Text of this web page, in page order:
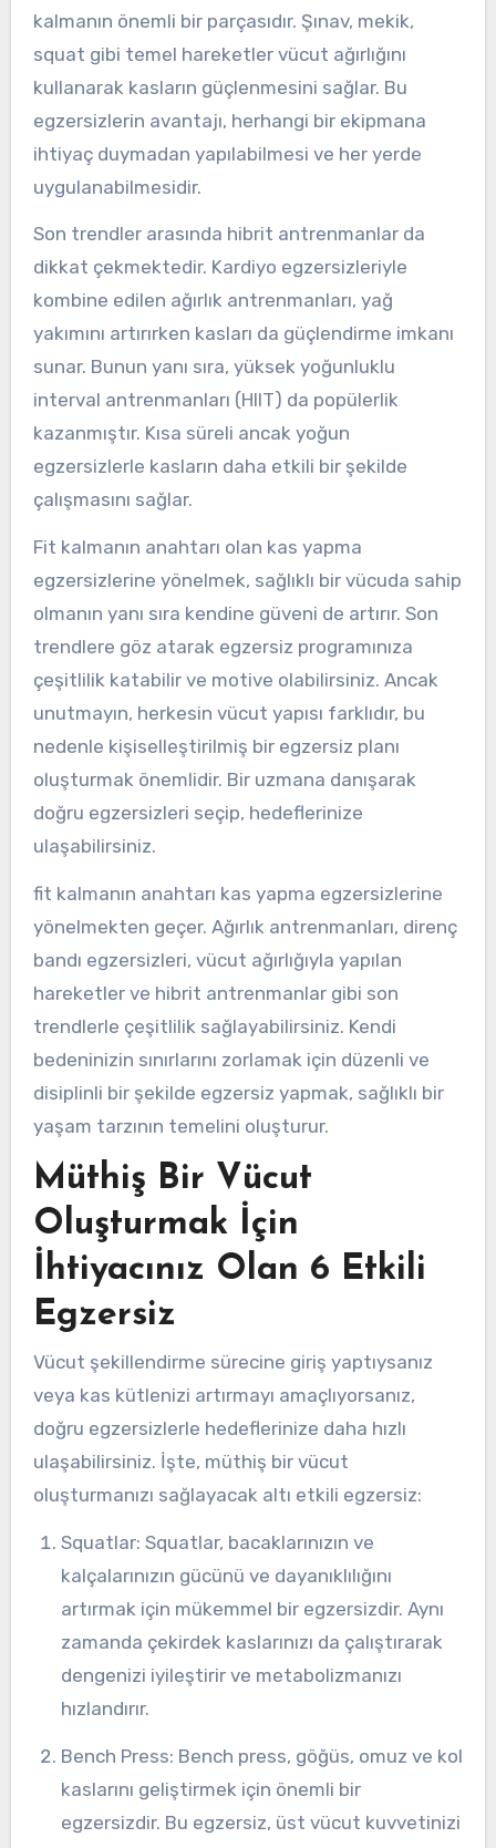
kalmanın önemli bir parçasıdır. Şınav, mekik,
squat gibi temel hareketler vücut ağırlığını
kullanarak kasların güçlenmesini sağlar. Bu
egzersizlerin avantajı, herhangi bir ekipmana
ihtiyaç duymadan yapılabilmesi ve her yerde
uygulanabilmesidir.
Son trendler arasında hibrit antrenmanlar da
dikkat çekmektedir. Kardiyo egzersizleriyle
kombine edilen ağırlık antrenmanları, yağ
yakımını artırırken kasları da güçlendirme imkanı
sunar. Bunun yanı sıra, yüksek yoğunluklu
interval antrenmanları (HIIT) da popülerlik
kazanmıştır. Kısa süreli ancak yoğun
egzersizlerle kasların daha etkili bir şekilde
çalışmasını sağlar.
Fit kalmanın anahtarı olan kas yapma
egzersizlerine yönelmek, sağlıklı bir vücuda sahip
olmanın yanı sıra kendine güveni de artırır. Son
trendlere göz atarak egzersiz programınıza
çeşitlilik katabilir ve motive olabilirsiniz. Ancak
unutmayın, herkesin vücut yapısı farklıdır, bu
nedenle kişiselleştirilmiş bir egzersiz planı
oluşturmak önemlidir. Bir uzmana danışarak
doğru egzersizleri seçip, hedeflerinize
ulaşabilirsiniz.
fit kalmanın anahtarı kas yapma egzersizlerine
yönelmekten geçer. Ağırlık antrenmanları, direnç
bandı egzersizleri, vücut ağırlığıyla yapılan
hareketler ve hibrit antrenmanlar gibi son
trendlerle çeşitlilik sağlayabilirsiniz. Kendi
bedeninizin sınırlarını zorlamak için düzenli ve
disiplinli bir şekilde egzersiz yapmak, sağlıklı bir
yaşam tarzının temelini oluşturur.
Müthiş Bir Vücut
Oluşturmak İçin
İhtiyacınız Olan 6 Etkili
Egzersiz
Vücut şekillendirme sürecine giriş yaptıysanız
veya kas kütlenizi artırmayı amaçlıyorsanız,
doğru egzersizlerle hedeflerinize daha hızlı
ulaşabilirsiniz. İşte, müthiş bir vücut
oluşturmanızı sağlayacak altı etkili egzersiz:
Squatlar: Squatlar, bacaklarınızın ve
kalçalarınızın gücünü ve dayanıklılığını
artırmak için mükemmel bir egzersizdir. Aynı
zamanda çekirdek kaslarınızı da çalıştırarak
dengenizi iyileştirir ve metabolizmanızı
hızlandırır.
Bench Press: Bench press, göğüs, omuz ve kol
kaslarını geliştirmek için önemli bir
egzersizdir. Bu egzersiz, üst vücut kuvvetinizi